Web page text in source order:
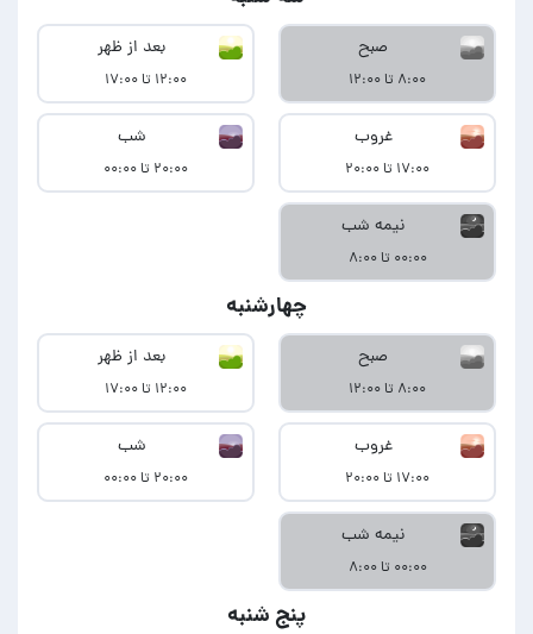
صبح
۸:۰۰ تا ۱۲:۰۰
بعد از ظهر
۱۲:۰۰ تا ۱۷:۰۰
غروب
۱۷:۰۰ تا ۲۰:۰۰
شب
۲۰:۰۰ تا ۰۰:۰۰
نیمه شب
۰۰:۰۰ تا ۸:۰۰
چهارشنبه
صبح
۸:۰۰ تا ۱۲:۰۰
بعد از ظهر
۱۲:۰۰ تا ۱۷:۰۰
غروب
۱۷:۰۰ تا ۲۰:۰۰
شب
۲۰:۰۰ تا ۰۰:۰۰
نیمه شب
۰۰:۰۰ تا ۸:۰۰
پنج شنبه